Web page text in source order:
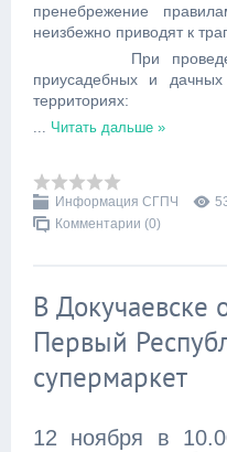
пренебрежение
неизбежно приводят к
При проведении
приусадебных и
территориях:
... Читать дальше »
Информация СГПЧ
Комментарии (0)
В Докучаевске
Первый
супермаркет
12 ноября в